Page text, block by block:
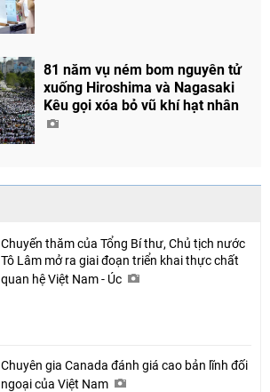
81 năm vụ ném bom nguyên tử
xuống Hiroshima và Nagasaki
Kêu gọi xóa bỏ vũ khí hạt nhân
Chuyến thăm của Tổng Bí thư, Chủ tịch nước
Tô Lâm mở ra giai đoạn triển khai thực chất
quan hệ Việt Nam - Úc
Chuyên gia Canada đánh giá cao bản lĩnh đối
ngoại của Việt Nam